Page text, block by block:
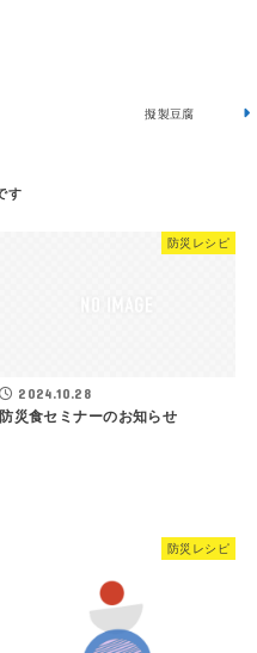
擬製豆腐
防災レシピ
2024.10.28
防災食セミナーのお知らせ
防災レシピ